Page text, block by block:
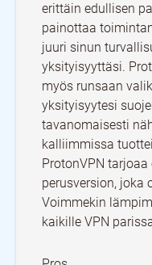
erittäin edullisen
painottaa
juuri sinun
yksityisyyttäsi.
myös runsaan
yksityisyytesi
tavanomaisesti
kalliimmissa
ProtonVPN
perusversion, joka
Voimmekin
kaikille VPN